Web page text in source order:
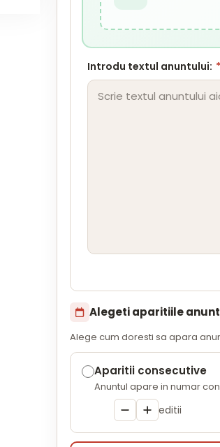
Introdu textul anuntului: *
Alegeti aparitiile
Alege cum doresti sa apara
Aparitii consecutive
Anuntul apare in numar
editii